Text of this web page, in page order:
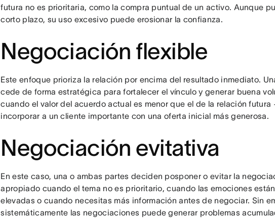
futura no es prioritaria, como la compra puntual de un activo. Aunque
corto plazo, su uso excesivo puede erosionar la confianza.
Negociación flexible
Este enfoque prioriza la relación por encima del resultado inmediato.
cede de forma estratégica para fortalecer el vínculo y generar buena
cuando el valor del acuerdo actual es menor que el de la relación futura
incorporar a un cliente importante con una oferta inicial más generosa.
Negociación evitativa
En este caso, una o ambas partes deciden posponer o evitar la
apropiado cuando el tema no es prioritario, cuando las emociones
elevadas o cuando necesitas más información antes de negociar. Sin
sistemáticamente las negociaciones puede generar problemas